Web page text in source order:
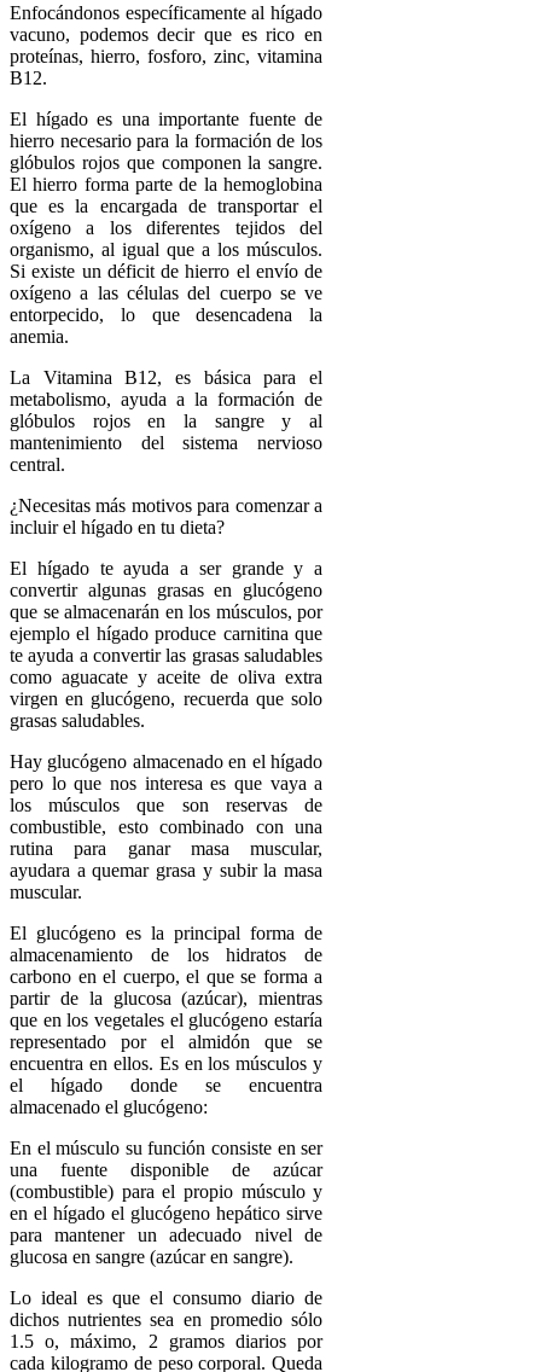
Enfocándonos específicamente al hígado
vacuno, podemos decir que es rico en
proteínas, hierro, fosforo, zinc, vitamina
B12.
El hígado es una importante fuente de
hierro necesario para la formación de los
glóbulos rojos que componen la sangre.
El hierro forma parte de la hemoglobina
que es la encargada de transportar el
oxígeno a los diferentes tejidos del
organismo, al igual que a los músculos.
Si existe un déficit de hierro el envío de
oxígeno a las células del cuerpo se ve
entorpecido, lo que desencadena la
anemia.
La Vitamina B12, es básica para el
metabolismo, ayuda a la formación de
glóbulos rojos en la sangre y al
mantenimiento del sistema nervioso
central.
¿Necesitas más motivos para comenzar a
incluir el hígado en tu dieta?
El hígado te ayuda a ser grande y a
convertir algunas grasas en glucógeno
que se almacenarán en los músculos, por
ejemplo el hígado produce carnitina que
te ayuda a convertir las grasas saludables
como aguacate y aceite de oliva extra
virgen en glucógeno, recuerda que solo
grasas saludables.
Hay glucógeno almacenado en el hígado
pero lo que nos interesa es que vaya a
los músculos que son reservas de
combustible, esto combinado con una
rutina para ganar masa muscular,
ayudara a quemar grasa y subir la masa
muscular.
El glucógeno es la principal forma de
almacenamiento de los hidratos de
carbono en el cuerpo, el que se forma a
partir de la glucosa (azúcar), mientras
que en los vegetales el glucógeno estaría
representado por el almidón que se
encuentra en ellos. Es en los músculos y
el hígado donde se encuentra
almacenado el glucógeno:
En el músculo su función consiste en ser
una fuente disponible de azúcar
(combustible) para el propio músculo y
en el hígado el glucógeno hepático sirve
para mantener un adecuado nivel de
glucosa en sangre (azúcar en sangre).
Lo ideal es que el consumo diario de
dichos nutrientes sea en promedio sólo
1.5 o, máximo, 2 gramos diarios por
cada kilogramo de peso corporal. Queda